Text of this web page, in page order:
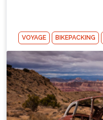
VOYAGE BIKEPACKING